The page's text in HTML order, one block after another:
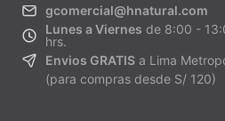
gcomercial@hnatural.com
Lunes a Viernes de 8:00 -
hrs.
Envios GRATIS a Lima
(para compras desde S/ 120)